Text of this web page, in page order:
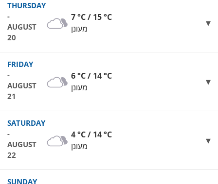
THURSDAY
-
AUGUST
20
7 °C / 15 °C
מעונן
FRIDAY
-
AUGUST
21
6 °C / 14 °C
מעונן
SATURDAY
-
AUGUST
22
4 °C / 14 °C
מעונן
SUNDAY